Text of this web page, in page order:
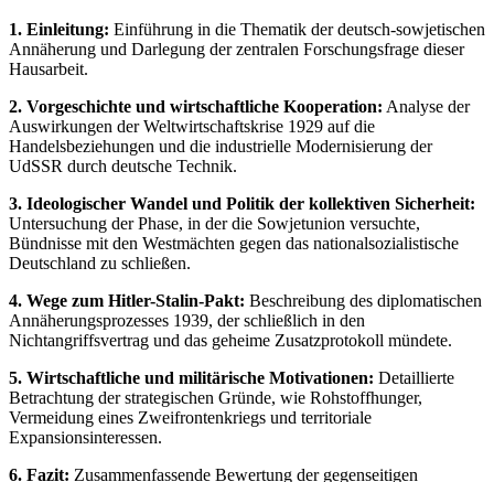
1. Einleitung: Einführung in die Thematik der deutsch-sowjetischen
Annäherung und Darlegung der zentralen Forschungsfrage dieser
Hausarbeit.
2. Vorgeschichte und wirtschaftliche Kooperation: Analyse der
Auswirkungen der Weltwirtschaftskrise 1929 auf die
Handelsbeziehungen und die industrielle Modernisierung der
UdSSR durch deutsche Technik.
3. Ideologischer Wandel und Politik der kollektiven Sicherheit:
Untersuchung der Phase, in der die Sowjetunion versuchte,
Bündnisse mit den Westmächten gegen das nationalsozialistische
Deutschland zu schließen.
4. Wege zum Hitler-Stalin-Pakt: Beschreibung des diplomatischen
Annäherungsprozesses 1939, der schließlich in den
Nichtangriffsvertrag und das geheime Zusatzprotokoll mündete.
5. Wirtschaftliche und militärische Motivationen: Detaillierte
Betrachtung der strategischen Gründe, wie Rohstoffhunger,
Vermeidung eines Zweifrontenkriegs und territoriale
Expansionsinteressen.
6. Fazit: Zusammenfassende Bewertung der gegenseitigen